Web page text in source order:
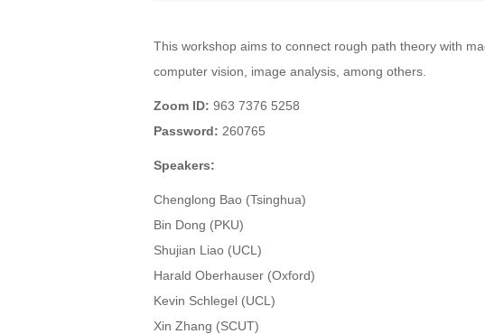
This workshop aims to connect rough path theory with
computer vision, image analysis, among others.
Zoom ID: 963 7376 5258
Password: 260765
Speakers:
Chenglong Bao (Tsinghua)
Bin Dong (PKU)
Shujian Liao (UCL)
Harald Oberhauser (Oxford)
Kevin Schlegel (UCL)
Xin Zhang (SCUT)